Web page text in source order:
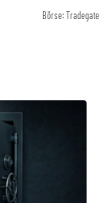
Börse: Tradegate